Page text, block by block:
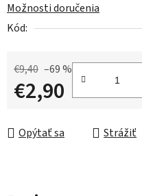
Možnosti doručenia
Kód:
€9,40 –69 %
€2,90
Opýtať sa Strážiť